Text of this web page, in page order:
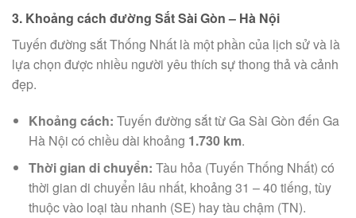
3. Khoảng cách đường Sắt Sài Gòn – Hà Nội
Tuyến đường sắt Thống Nhất là một phần của lịch sử và là
lựa chọn được nhiều người yêu thích sự thong thả và cảnh
đẹp.
Khoảng cách: Tuyến đường sắt từ Ga Sài Gòn đến Ga
Hà Nội có chiều dài khoảng 1.730 km.
Thời gian di chuyển: Tàu hỏa (Tuyến Thống Nhất) có
thời gian di chuyển lâu nhất, khoảng 31 – 40 tiếng, tùy
thuộc vào loại tàu nhanh (SE) hay tàu chậm (TN).